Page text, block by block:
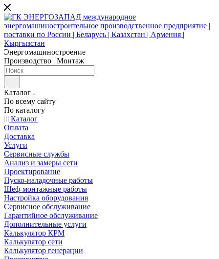
Энергомашиностроение
Производство | Монтаж
Каталог
По всему сайту
По каталогу
Каталог
Оплата
Доставка
Услуги
Сервисные службы
Анализ и замеры сети
Проектирование
Пуско-наладочные работы
Шеф-монтажные работы
Настройка оборудования
Сервисное обслуживание
Гарантийное обслуживание
Дополнительные услуги
Калькулятор КРМ
Калькулятор сети
Калькулятор генерации